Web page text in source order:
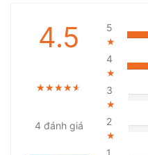
4.5
★★★★★
★★★★★
★★★★★
4 đánh giá
5
★
4
★
3
★
2
★